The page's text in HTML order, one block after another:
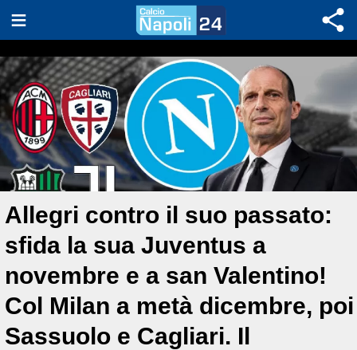
Allegri contro il suo passato:
sfida la sua Juventus a
novembre e a san Valentino!
Col Milan a metà dicembre, poi
Sassuolo e Cagliari. Il